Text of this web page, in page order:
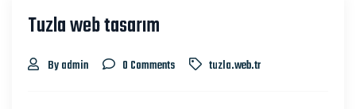
Tuzla web tasarım
By admin 0 Comments tuzla.web.tr